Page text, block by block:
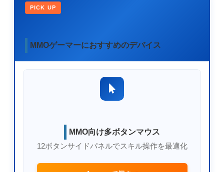
PICK UP
MMOゲーマーにおすすめのデバイス
MMO向け多ボタンマウス
12ボタンサイドパネルでスキル操作を最適化